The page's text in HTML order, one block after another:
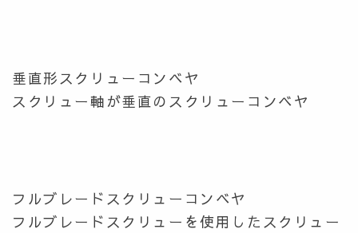
垂直形スクリューコンベヤ
スクリュー軸が垂直のスクリューコンベヤ
フルブレードスクリューコンベヤ
フルブレードスクリューを使用したスクリュー